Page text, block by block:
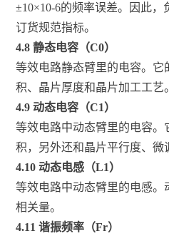
±10×10-6的频率误差。因此
订货规范指标。
4.8 静态电容（C0）
等效电路静态臂里的电容。它
积、晶片厚度和晶片加工工艺。
4.9 动态电容（C1）
等效电路中动态臂里的电容。
积，另外还和晶片平行度、微
4.10 动态电感（L1）
等效电路中动态臂里的电感
相关量。
4.11 谐振频率（Fr）